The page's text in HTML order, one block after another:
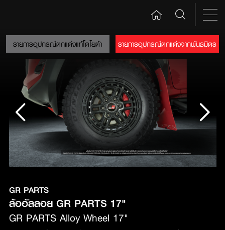
รายการอุปกรณ์ตกแต่งแท้โตโยต้า รายการอุปกรณ์ตกแต่งจากพันธมิตร
GR PARTS
ล้ออัลลอย GR PARTS 17"
GR PARTS Alloy Wheel 17"